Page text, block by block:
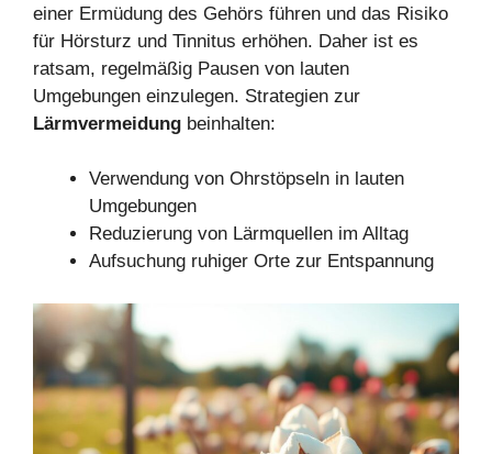
einer Ermüdung des Gehörs führen und das Risiko
für Hörsturz und Tinnitus erhöhen. Daher ist es
ratsam, regelmäßig Pausen von lauten
Umgebungen einzulegen. Strategien zur
Lärmvermeidung beinhalten:
Verwendung von Ohrstöpseln in lauten
Umgebungen
Reduzierung von Lärmquellen im Alltag
Aufsuchung ruhiger Orte zur Entspannung